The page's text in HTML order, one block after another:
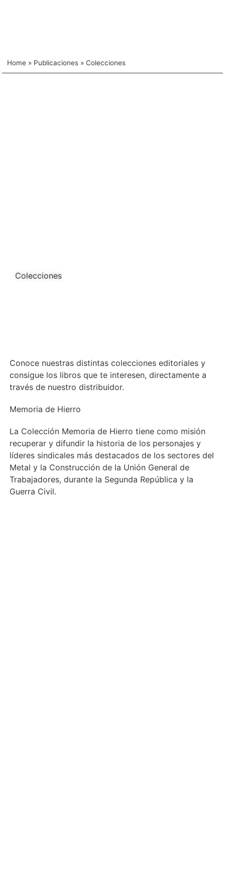
Home » Publicaciones »Colecciones
Colecciones
Conoce nuestras distintas colecciones editoriales y
consigue los libros que te interesen, directamente a
través de nuestro distribuidor.
Memoria de Hierro
La Colección Memoria de Hierro tiene como misión
recuperar y difundir la historia de los personajes y
líderes sindicales más destacados de los sectores del
Metal y la Construcción de la Unión General de
Trabajadores, durante la Segunda República y la
Guerra Civil.